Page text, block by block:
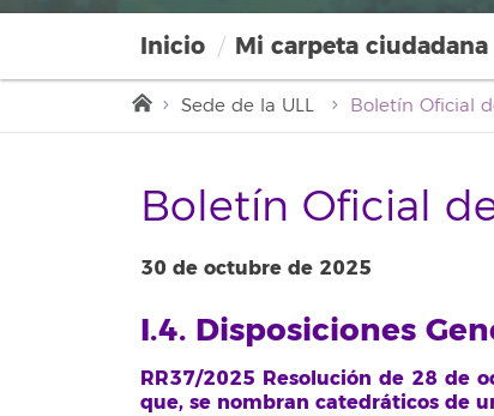
Inicio Mi carpeta ciudadana
Sede de la ULL
Boletín Oficial
30 de octubre de 2025
I.4. Disposiciones
RR37/2025 Resolución de 28 de
que, se nombran catedráticos de